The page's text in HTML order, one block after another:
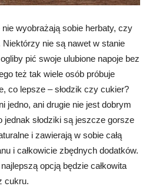
wyobrażają sobie herbaty, czy
Niektórzy nie są nawet w stanie
pić swoje ulubione napoje bez
też tak wiele osób próbuje
co lepsze – słodzik czy cukier?
jedno, ani drugie nie jest dobrym
słodziki są jeszcze gorsze
i zawierają w sobie całą
i całkowicie zbędnych dodatków.
opcją będzie całkowita
cukru.